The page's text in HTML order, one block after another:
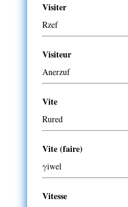
Visiter
Rzef
Visiteur
Anerzuf
Vite
Rured
Vite (faire)
γiwel
Vitesse